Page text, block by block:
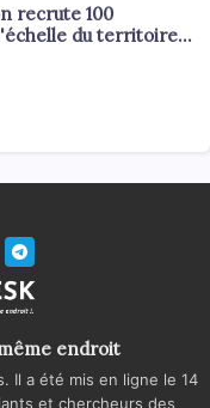
recrute 100
du territoire
endroit
Il a été mis en ligne le 14
et chercheurs des